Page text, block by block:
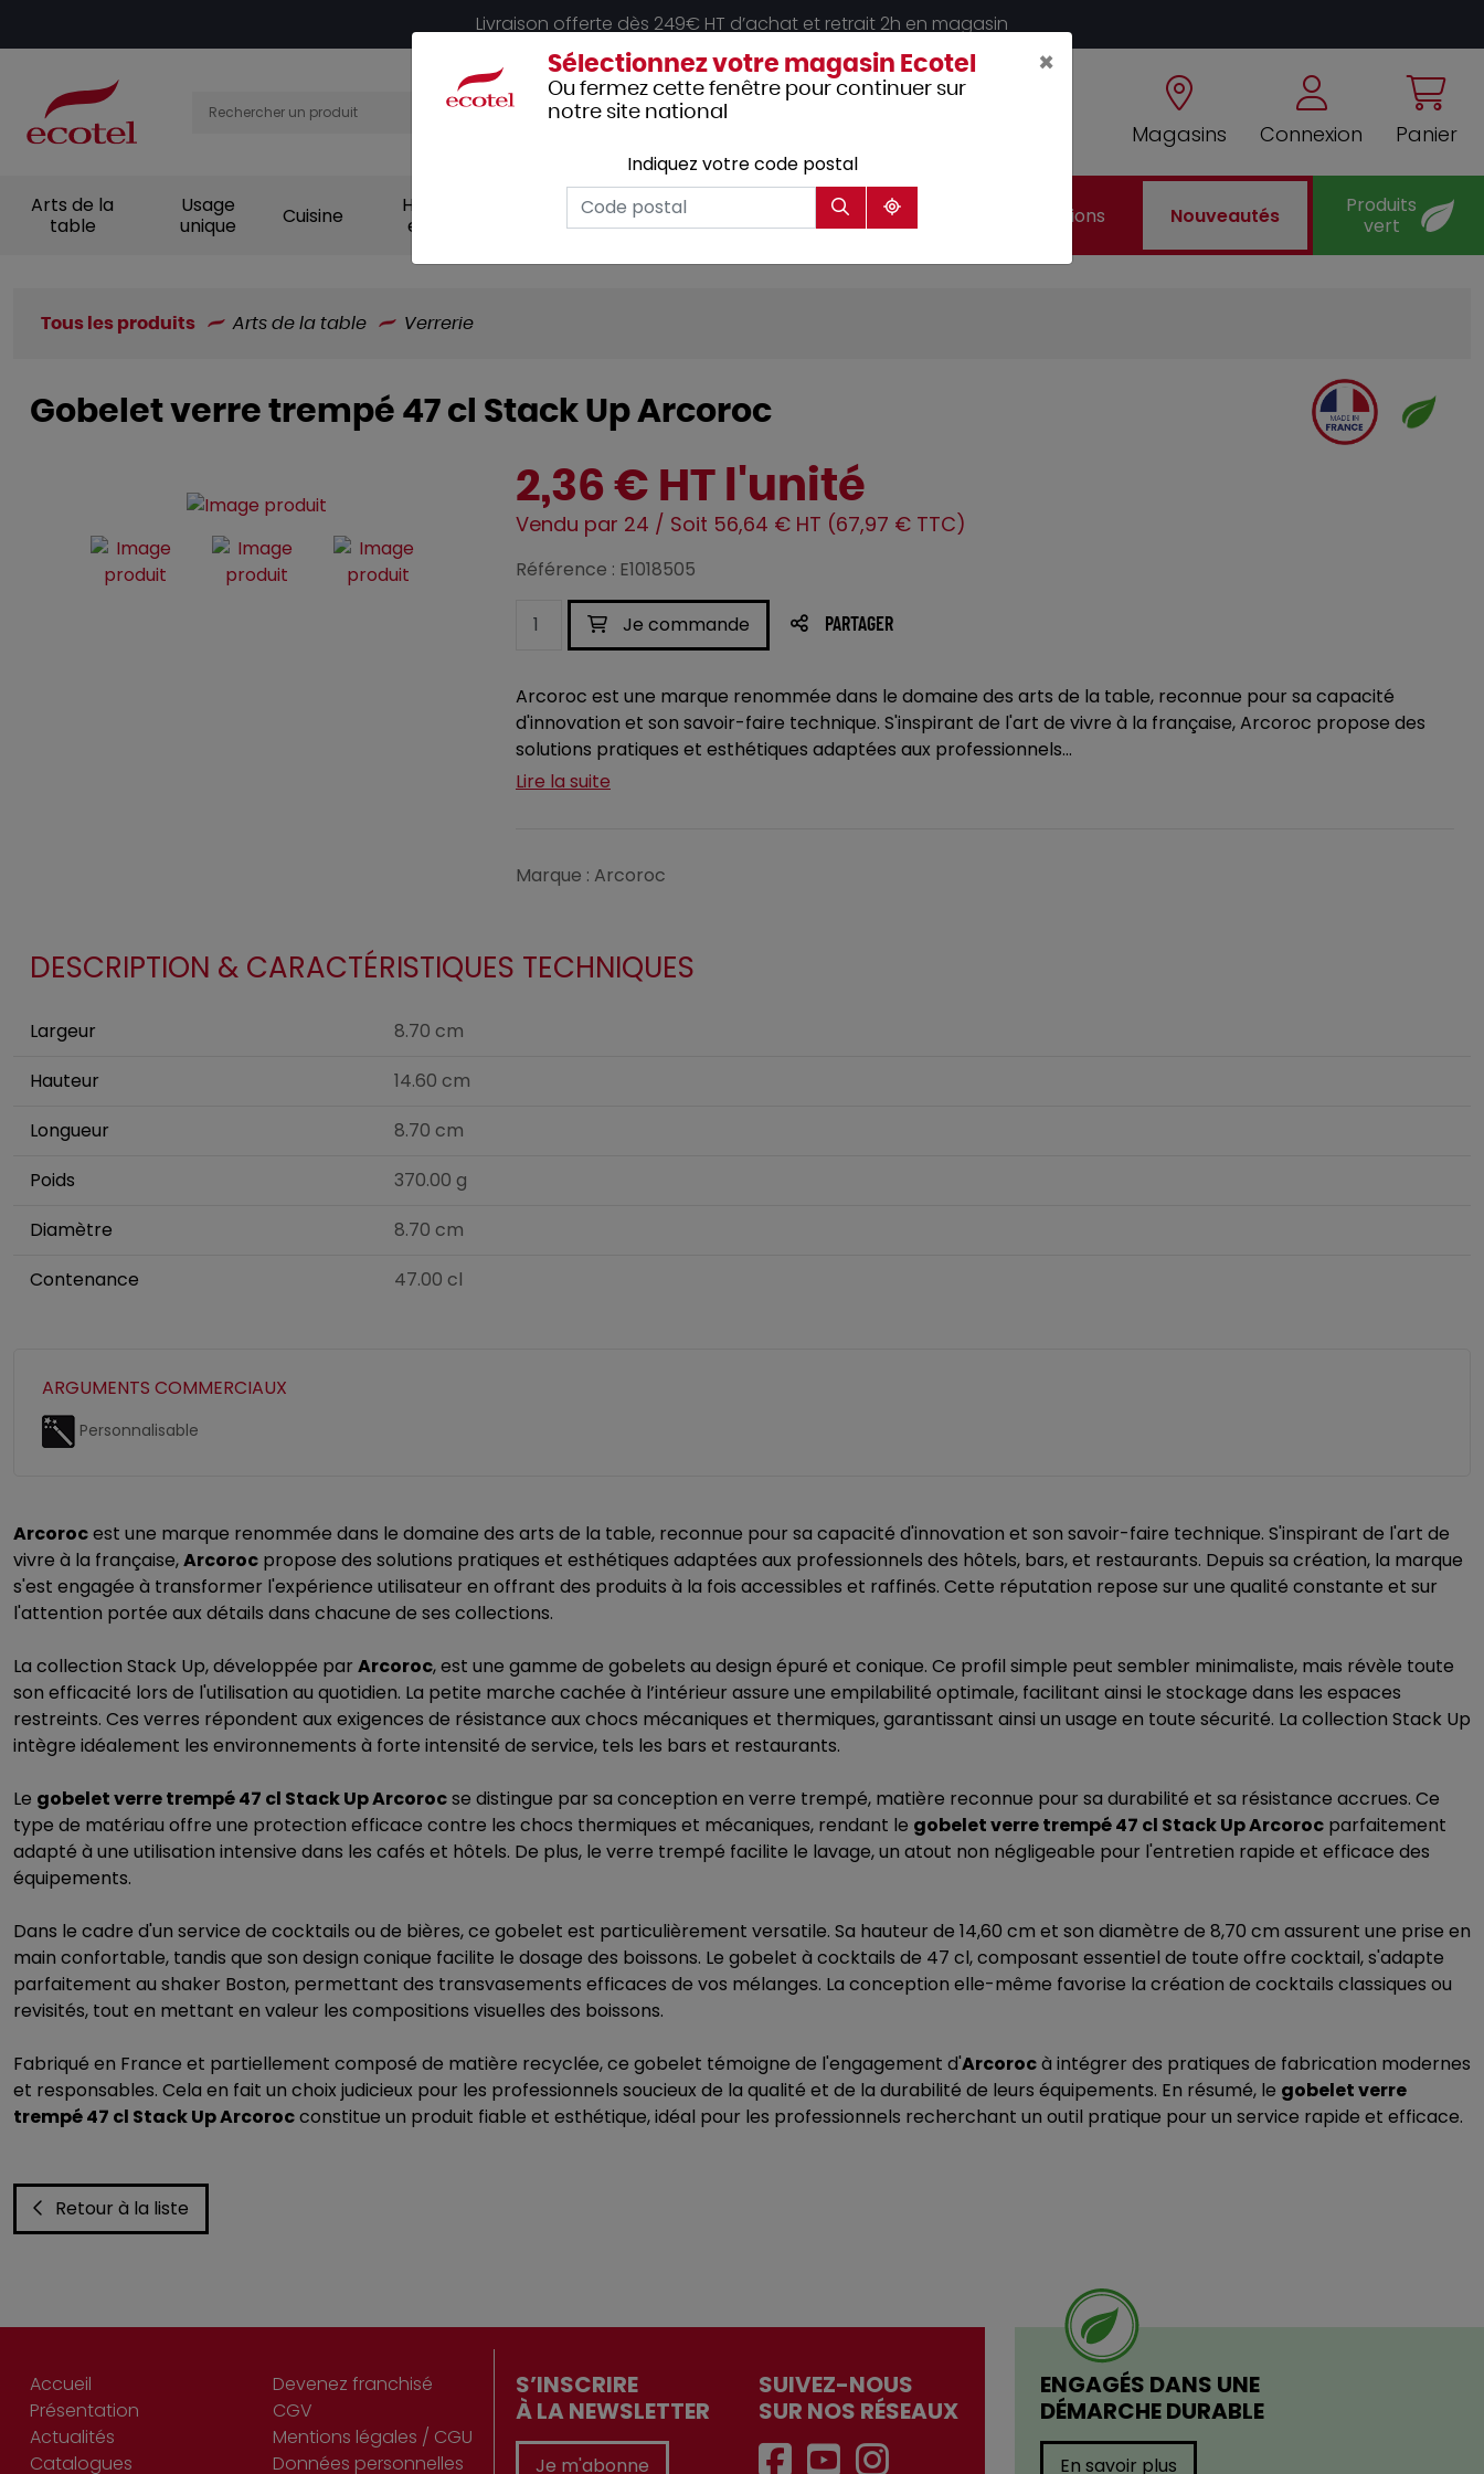
Livraison offerte dès 249€ HT d’achat et retrait 2h en magasin
Magasins Connexion Panier
Arts de la
table
Usage
unique
Cuisine
Hygiène et
entretien
Vêtements
professionnels
Hôtellerie Mobilier Promotions Nouveautés
Produits
vert
Tous les produits Arts de la table Verrerie
Gobelet verre trempé 47 cl Stack Up Arcoroc
2,36 € HT l'unité
Vendu par 24 / Soit 56,64 € HT (67,97 € TTC)
Référence : E1018505
Je commande PARTAGER
Arcoroc est une marque renommée dans le domaine des arts de la table, reconnue pour sa capacité
d'innovation et son savoir-faire technique. S'inspirant de l'art de vivre à la française, Arcoroc propose des
solutions pratiques et esthétiques adaptées aux professionnels...
Lire la suite
Marque : Arcoroc
DESCRIPTION & CARACTÉRISTIQUES TECHNIQUES
Largeur
8.70 cm
Hauteur
14.60 cm
Longueur
8.70 cm
Poids
370.00 g
Diamètre
8.70 cm
Contenance
47.00 cl
ARGUMENTS COMMERCIAUX
Personnalisable
Arcorocest une marque renommée dans le domaine des arts de la table, reconnue pour sa capacité d'innovation et son savoir-faire technique. S'inspirant de l'art de
vivre à la française,Arcoroc propose des solutions pratiques et esthétiques adaptées aux professionnels des hôtels, bars, et restaurants. Depuis sa création, la marque
s'est engagée à transformer l'expérience utilisateur en offrant des produits à la fois accessibles et raffinés. Cette réputation repose sur une qualité constante et sur
l'attention portée aux détails dans chacune de ses collections.
La collection Stack Up, développée par Arcoroc, est une gamme de gobelets au design épuré et conique. Ce profil simple peut sembler minimaliste, mais révèle toute
son efficacité lors de l'utilisation au quotidien. La petite marche cachée à l’intérieur assure une empilabilité optimale, facilitant ainsi le stockage dans les espaces
restreints. Ces verres répondent aux exigences de résistance aux chocs mécaniques et thermiques, garantissant ainsi un usage en toute sécurité. La collection Stack Up
intègre idéalement les environnements à forte intensité de service, tels les bars et restaurants.
Le gobelet verre trempé 47 cl Stack Up Arcorocse distingue par sa conception en verre trempé, matière reconnue pour sa durabilité et sa résistance accrues. Ce
type de matériau offre une protection efficace contre les chocs thermiques et mécaniques, rendant le gobelet verre trempé 47 cl Stack Up Arcoroc parfaitement
adapté à une utilisation intensive dans les cafés et hôtels. De plus, le verre trempé facilite le lavage, un atout non négligeable pour l'entretien rapide et efficace des
équipements.
Dans le cadre d'un service de cocktails ou de bières, ce gobelet est particulièrement versatile. Sa hauteur de 14,60 cm et son diamètre de 8,70 cm assurent une prise en
main confortable, tandis que son design conique facilite le dosage des boissons. Le gobelet à cocktails de 47 cl, composant essentiel de toute offre cocktail, s'adapte
parfaitement au shaker Boston, permettant des transvasements efficaces de vos mélanges. La conception elle-même favorise la création de cocktails classiques ou
revisités, tout en mettant en valeur les compositions visuelles des boissons.
Fabriqué en France et partiellement composé de matière recyclée, ce gobelet témoigne de l'engagement d'Arcorocà intégrer des pratiques de fabrication modernes
et responsables. Cela en fait un choix judicieux pour les professionnels soucieux de la qualité et de la durabilité de leurs équipements. En résumé, le gobelet verre
trempé 47 cl Stack Up Arcorocconstitue un produit fiable et esthétique, idéal pour les professionnels recherchant un outil pratique pour un service rapide et efficace.
Retour à la liste
ENGAGÉS DANS UNE
DÉMARCHE DURABLE
En savoir plus
Accueil
Présentation
Actualités
Catalogues
Devenez franchisé
CGV
Mentions légales / CGU
Données personnelles
S’INSCRIRE
À LA NEWSLETTER
Je m'abonne
SUIVEZ-NOUS
SUR NOS RÉSEAUX
×
Sélectionnez votre magasin Ecotel
Ou fermez cette fenêtre pour continuer sur
notre site national
Indiquez votre code postal